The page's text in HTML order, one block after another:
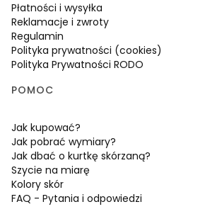
Płatności i wysyłka
Reklamacje i zwroty
Regulamin
Polityka prywatności (cookies)
Polityka Prywatności RODO
POMOC
Jak kupować?
Jak pobrać wymiary?
Jak dbać o kurtkę skórzaną?
Szycie na miarę
Kolory skór
FAQ - Pytania i odpowiedzi